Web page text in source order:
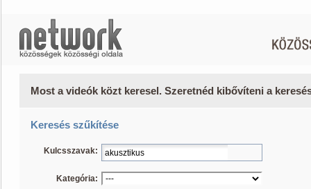
Most a videók közt keresel. Szeretnéd kibővíteni a
Keresés szűkítése
Kulcsszavak:
Kategória: